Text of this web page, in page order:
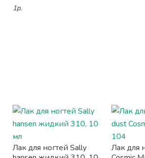
1р.
Лак для ногтей Sally
Лак для